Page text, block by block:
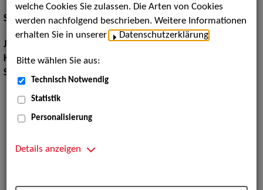
Schauspiel:Bühne
Jahrgang:
Körpergröße:169 cm
Sprachen:
welche Cookies Sie zulassen. Die Arten von Cookies
werden nachfolgend beschrieben. Weitere Informationen
erhalten Sie in unserer
Datenschutzerklärung
Bitte wählen Sie aus:
Technisch Notwendig
Statistik
Personalisierung
Details anzeigen